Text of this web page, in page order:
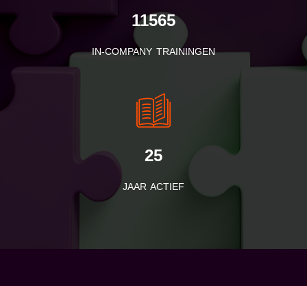
11565
IN-COMPANY TRAININGEN
25
JAAR ACTIEF